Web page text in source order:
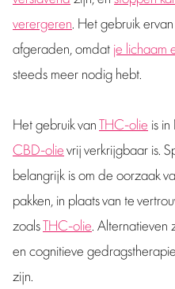
verergeren . Het gebruik
afgeraden, omdatje lichaam
steeds meer nodig hebt.
Het gebruik vanTHC-olie is
CBD-olievrij verkrijgbaar is.
belangrijk is om de oorzaak
pakken, in plaats van te
zoalsTHC-olie .
en cognitieve
zijn.